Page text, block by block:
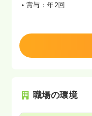
賞与：年2回
職場の環境